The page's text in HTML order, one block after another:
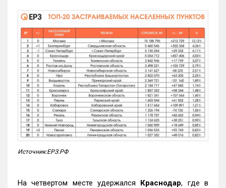
Источник:ЕРЗ.РФ
На четвертом месте удержался Краснодар, где в